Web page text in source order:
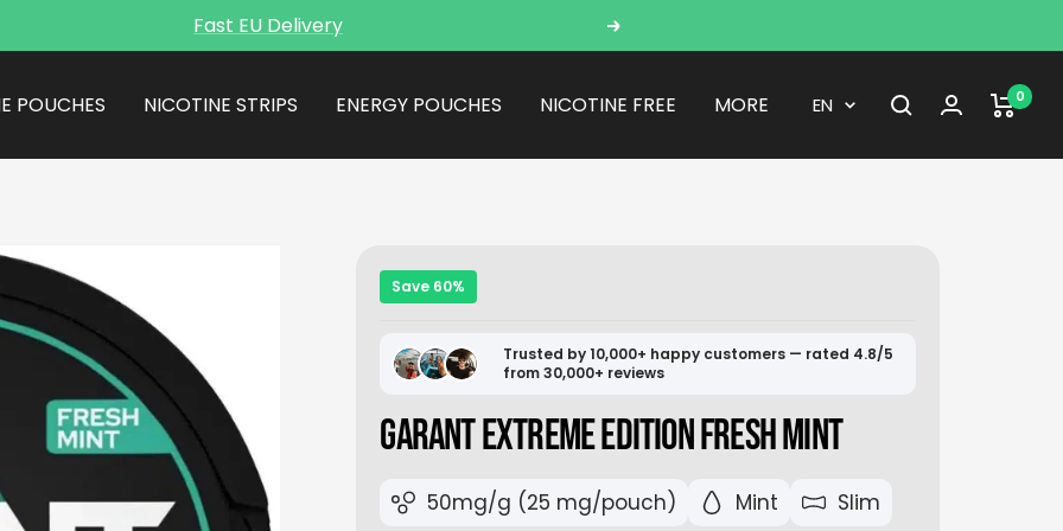
Fast EU Delivery Next
POUCHES NICOTINE STRIPS ENERGY POUCHES NICOTINE FREE MORE Language
EN 0
Save 60%
Trusted by 10,000+ happy customers — rated 4.8/5
from 30,000+ reviews
GARANT EXTREME EDITION FRESH MINT
50mg/g (25 mg/pouch) Mint Slim